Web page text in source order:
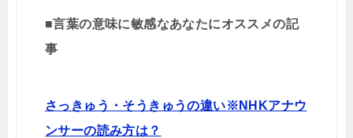
■言葉の意味に敏感なあなたにオススメの記
事
さっきゅう・そうきゅうの違い※NHKアナウ
ンサーの読み方は？